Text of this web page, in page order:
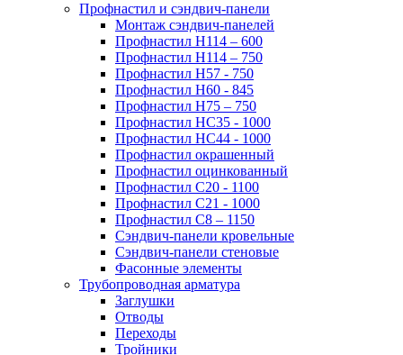
Профнастил и сэндвич-панели
Монтаж сэндвич-панелей
Профнастил Н114 – 600
Профнастил Н114 – 750
Профнастил Н57 - 750
Профнастил Н60 - 845
Профнастил Н75 – 750
Профнастил НС35 - 1000
Профнастил НС44 - 1000
Профнастил окрашенный
Профнастил оцинкованный
Профнастил С20 - 1100
Профнастил С21 - 1000
Профнастил С8 – 1150
Сэндвич-панели кровельные
Сэндвич-панели стеновые
Фасонные элементы
Трубопроводная арматура
Заглушки
Отводы
Переходы
Тройники